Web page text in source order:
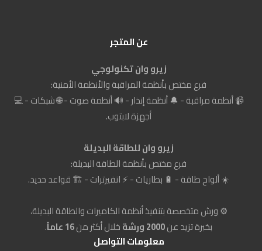
عن المتجر
زيرو وان تكنولوجي
فرع مختص بأنظمة المراقبة والأنظمة الأمنية:
📹 أنظمة مراقبة - 🔔 أنظمة إنذار - 🔊 أنظمة صوت - 🌐 شبكات - 💻
أجهزة لابتوب.
زيرو وان للطاقة البديلة
فرع مختص بأنظمة الطاقة البديلة:
☀️ ألواح طاقة - 🔋 بطاريات - ⚡ انفيرترات - 🏗️ قواعد حديد.
⚙️ ورش متخصصة بتنفيذ أنظمة الكاميرات والطاقة البديلة،
بخبرة تزيد عن2000 ورشة خلال أكثر من16 عاماً
.
معلومات التواصل